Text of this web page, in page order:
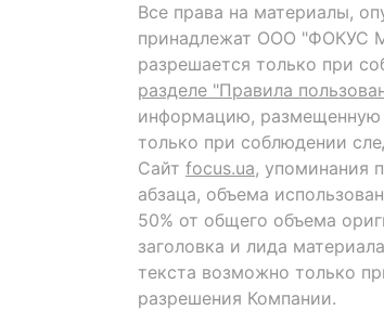
Все права на материалы,
принадлежат ООО "ФОКУС
разрешается только при
разделе "Правила
информацию, размещенную
только при соблюдении
Сайт focus.ua, упоминания
абзаца, объема
50% от общего объема
заголовка и лида
текста возможно только
разрешения Компании.